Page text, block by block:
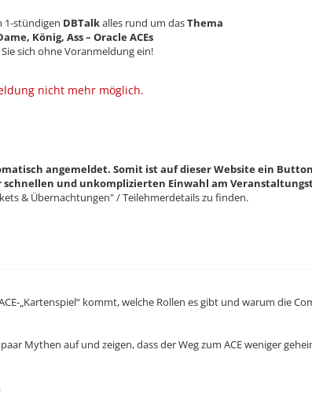
1-stündigen DBTalkalles rund um dasThema
König, Ass – Oracle ACEs
sich ohne Voranmeldung ein!
nicht mehr möglich.
angemeldet. Somit ist auf dieser Website ein
und unkomplizierten Einwahl am
& Übernachtungen" / Teilehmerdetails zu finden.
kommt, welche Rollen es gibt und warum die
Mythen auf und zeigen, dass der Weg zum ACE weniger